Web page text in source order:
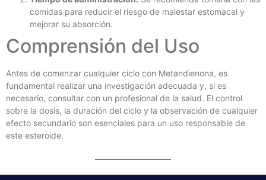
comidas para reducir el riesgo de malestar estomacal y
mejorar su absorción.
Comprensión del Uso
Antes de comenzar cualquier ciclo con Metandienona, es
fundamental realizar una investigación adecuada y, si es
necesario, consultar con un profesional de la salud. El control
sobre la dosis, la duración del ciclo y la observación de cualquier
efecto secundario son esenciales para un uso responsable de
este esteroide.